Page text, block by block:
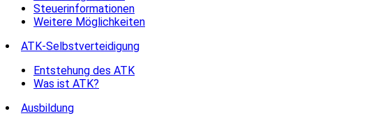
Steuerinformationen
Weitere Möglichkeiten
ATK-Selbstverteidigung
Entstehung des ATK
Was ist ATK?
Ausbildung